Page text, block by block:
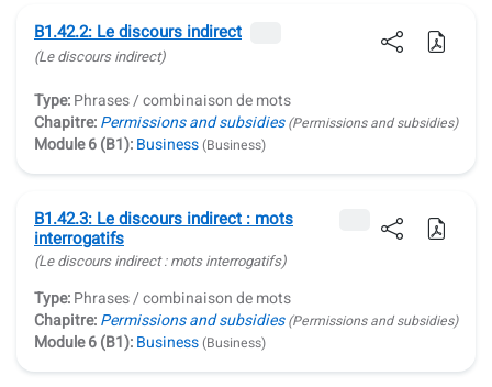
B1.42.2: Le discours indirect
(Le discours indirect)
Type:Phrases / combinaison de mots
Chapitre:Permissions and subsidies (Permissions and subsidies)
Module 6 (B1):Business(Business)
B1.42.3: Le discours indirect : mots
interrogatifs
(Le discours indirect : mots interrogatifs)
Type:Phrases / combinaison de mots
Chapitre:Permissions and subsidies (Permissions and subsidies)
Module 6 (B1):Business(Business)